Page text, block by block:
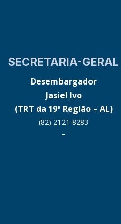
SECRETARIA-GERAL
Desembargador
Jasiel Ivo
(TRT da 19ª Região – AL)
(82) 2121-8283
–